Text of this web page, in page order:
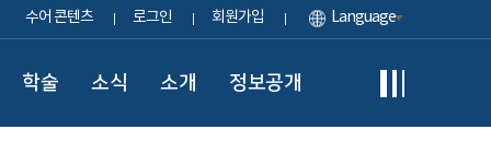
수어 콘텐츠 로그인 회원가입 Language
학술 소식 소개 정보공개